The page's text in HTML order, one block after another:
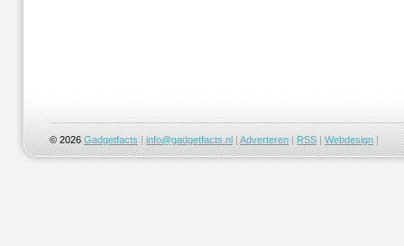
© 2026Gadgetfacts |info@gadgetfacts.nl|Adverteren|RSS|Webdesign|